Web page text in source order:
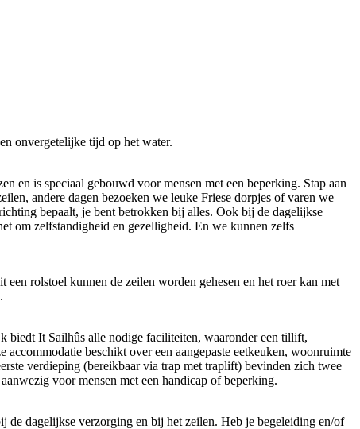
onvergetelijke tijd op het water.
en is speciaal gebouwd voor mensen met een beperking. Stap aan
andere dagen bezoeken we leuke Friese dorpjes of varen we
bepaalt, je bent betrokken bij alles. Ook bij de dagelijkse
om zelfstandigheid en gezelligheid. En we kunnen zelfs
rolstoel kunnen de zeilen worden gehesen en het roer kan met
biedt It Sailhûs alle nodige faciliteiten, waaronder een tillift,
accommodatie beschikt over een aangepaste eetkeuken, woonruimte
verdieping (bereikbaar via trap met traplift) bevinden zich twee
voor mensen met een handicap of beperking.
de dagelijkse verzorging en bij het zeilen. Heb je begeleiding en/of